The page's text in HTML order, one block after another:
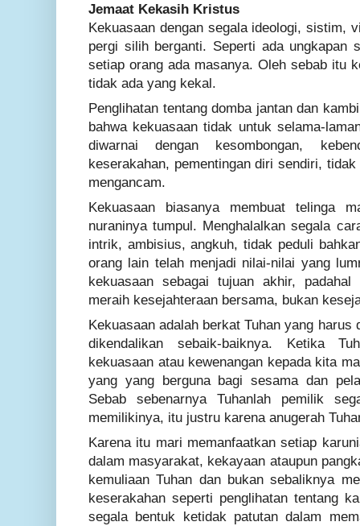
Jemaat Kekasih Kristus
Kekuasaan dengan segala ideologi, sistim,
pergi silih berganti. Seperti ada ungkapan
setiap orang ada masanya. Oleh sebab itu
tidak ada yang kekal.
Penglihatan tentang domba jantan dan
bahwa kekuasaan tidak untuk selama-
diwarnai dengan kesombongan,
keserakahan, pementingan diri sendiri,
mengancam.
Kekuasaan biasanya membuat telinga
nuraninya tumpul. Menghalalkan segala
intrik, ambisius, angkuh, tidak peduli
orang lain telah menjadi nilai-nilai yang
kekuasaan sebagai tujuan akhir,
meraih kesejahteraan bersama, bukan
Kekuasaan adalah berkat Tuhan yang
dikendalikan sebaik-baiknya. Ketika
kekuasaan atau kewenangan kepada kita
yang yang berguna bagi sesama dan
Sebab sebenarnya Tuhanlah pemilik
memilikinya, itu justru karena anugerah
Karena itu mari memanfaatkan setiap
dalam masyarakat, kekayaan ataupun
kemuliaan Tuhan dan bukan sebaliknya
keserakahan seperti penglihatan tentang
segala bentuk ketidak patutan dalam